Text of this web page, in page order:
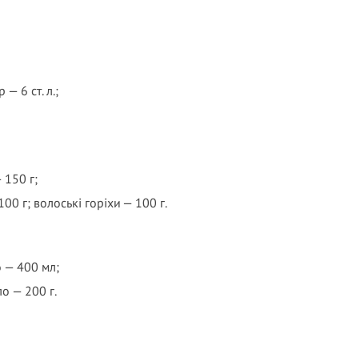
— 6 ст. л.;
150 г;
г; волоські горіхи — 100 г.
— 400 мл;
— 200 г.